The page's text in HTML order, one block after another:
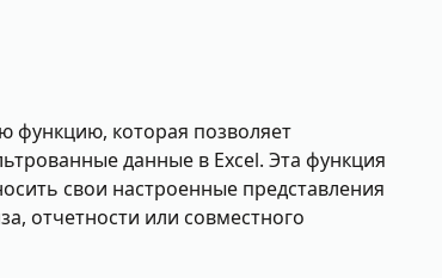
функцию, которая позволяет
данные в Excel. Эта функция
свои настроенные представления
отчетности или совместного